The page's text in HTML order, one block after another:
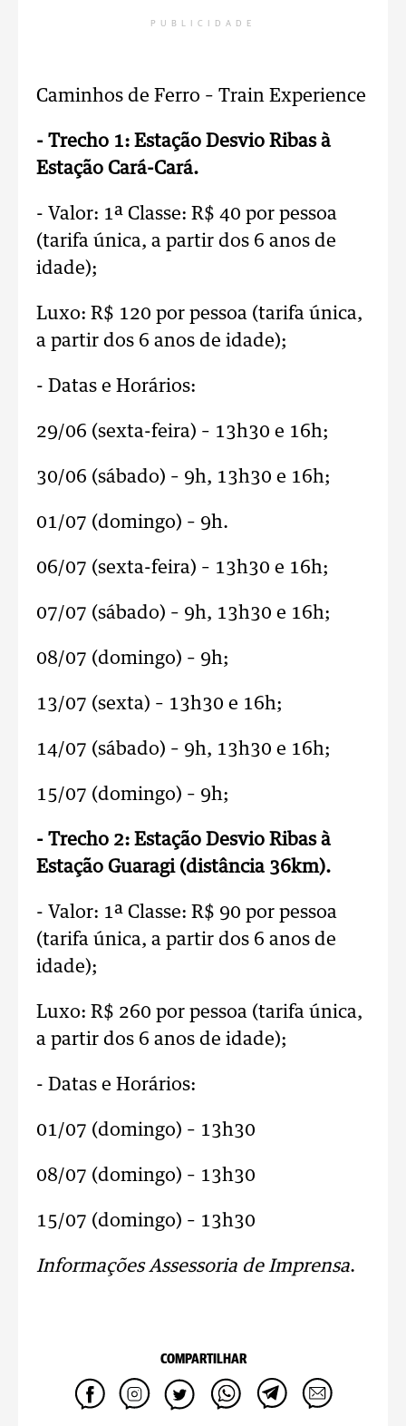
PUBLICIDADE
Caminhos de Ferro – Train Experience
- Trecho 1: Estação Desvio Ribas à
Estação Cará-Cará.
- Valor: 1ª Classe: R$ 40 por pessoa
(tarifa única, a partir dos 6 anos de
idade);
Luxo: R$ 120 por pessoa (tarifa única,
a partir dos 6 anos de idade);
- Datas e Horários:
29/06 (sexta-feira) – 13h30 e 16h;
30/06 (sábado) – 9h, 13h30 e 16h;
01/07 (domingo) – 9h.
06/07 (sexta-feira) – 13h30 e 16h;
07/07 (sábado) – 9h, 13h30 e 16h;
08/07 (domingo) – 9h;
13/07 (sexta) – 13h30 e 16h;
14/07 (sábado) – 9h, 13h30 e 16h;
15/07 (domingo) – 9h;
- Trecho 2: Estação Desvio Ribas à
Estação Guaragi (distância 36km).
- Valor: 1ª Classe: R$ 90 por pessoa
(tarifa única, a partir dos 6 anos de
idade);
Luxo: R$ 260 por pessoa (tarifa única,
a partir dos 6 anos de idade);
- Datas e Horários:
01/07 (domingo) – 13h30
08/07 (domingo) – 13h30
15/07 (domingo) – 13h30
Informações Assessoria de Imprensa.
COMPARTILHAR